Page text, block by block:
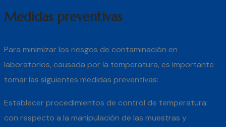
Medidas preventivas
Para minimizar los riesgos de contaminación en
laboratorios, causada por la temperatura, es importante
tomar las siguientes medidas preventivas:
Establecer procedimientos de control de temperatura:
con respecto a la manipulación de las muestras y